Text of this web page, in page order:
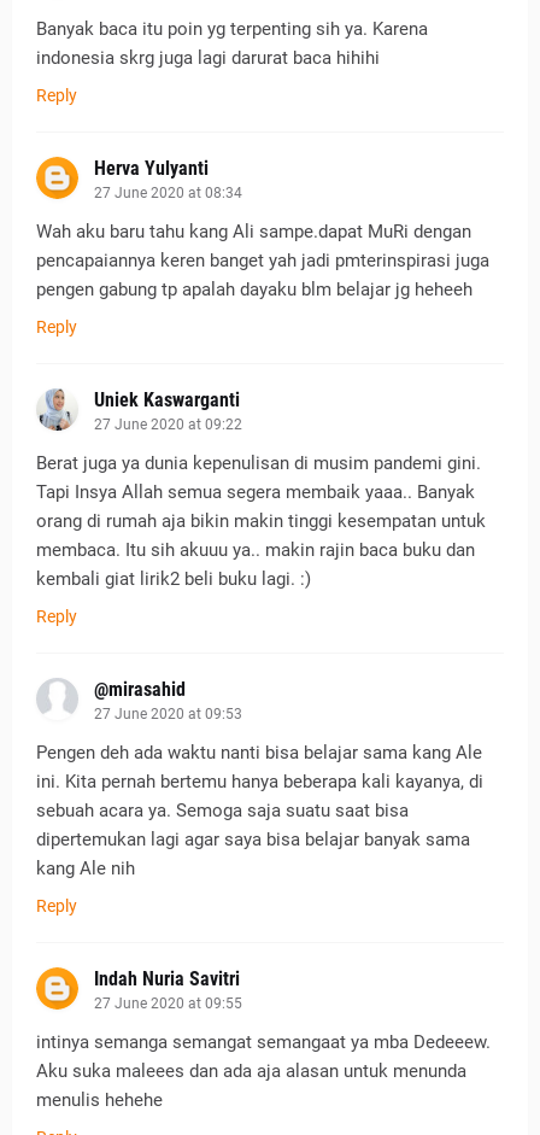
Banyak baca itu poin yg terpenting sih ya. Karena
indonesia skrg juga lagi darurat baca hihihi
Reply
Herva Yulyanti
27 June 2020 at 08:34
Wah aku baru tahu kang Ali sampe.dapat MuRi dengan
pencapaiannya keren banget yah jadi pmterinspirasi juga
pengen gabung tp apalah dayaku blm belajar jg heheeh
Reply
Uniek Kaswarganti
27 June 2020 at 09:22
Berat juga ya dunia kepenulisan di musim pandemi gini.
Tapi Insya Allah semua segera membaik yaaa.. Banyak
orang di rumah aja bikin makin tinggi kesempatan untuk
membaca. Itu sih akuuu ya.. makin rajin baca buku dan
kembali giat lirik2 beli buku lagi. :)
Reply
@mirasahid
27 June 2020 at 09:53
Pengen deh ada waktu nanti bisa belajar sama kang Ale
ini. Kita pernah bertemu hanya beberapa kali kayanya, di
sebuah acara ya. Semoga saja suatu saat bisa
dipertemukan lagi agar saya bisa belajar banyak sama
kang Ale nih
Reply
Indah Nuria Savitri
27 June 2020 at 09:55
intinya semanga semangat semangaat ya mba Dedeeew.
Aku suka maleees dan ada aja alasan untuk menunda
menulis hehehe